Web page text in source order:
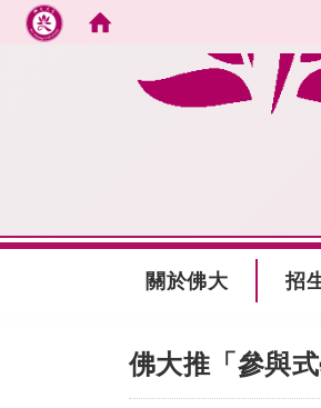
跳到主要內容
關於佛大 招
佛大推「參與